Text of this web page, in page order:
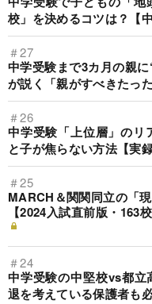
校」を決めるコツは？【
＃27
中学受験まで3カ月の親
が説く「親がすべきたっ
＃26
中学受験「上位層」のリ
と子が焦らない方法【実
＃25
MARCH＆関関同立の「
【2024入試直前版・163
＃24
中学受験の中堅校vs都
退を考えている保護者も